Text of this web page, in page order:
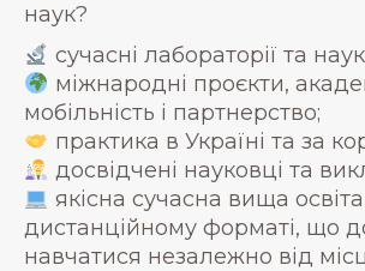
наук?
сучасні лабораторії та
міжнародні проєкти,
мобільність і партнерство;
практика в Україні та за
досвідчені науковці та
якісна сучасна вища
дистанційному форматі, що
навчатися незалежно від